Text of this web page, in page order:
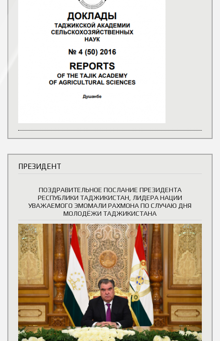
ПРЕЗИДЕНТ
ПОЗДРАВИТЕЛЬНОЕ ПОСЛАНИЕ ПРЕЗИДЕНТА
РЕСПУБЛИКИ ТАДЖИКИСТАН, ЛИДЕРА НАЦИИ
УВАЖАЕМОГО ЭМОМАЛИ РАХМОНА ПО СЛУЧАЮ ДНЯ
МОЛОДЁЖИ ТАДЖИКИСТАНА